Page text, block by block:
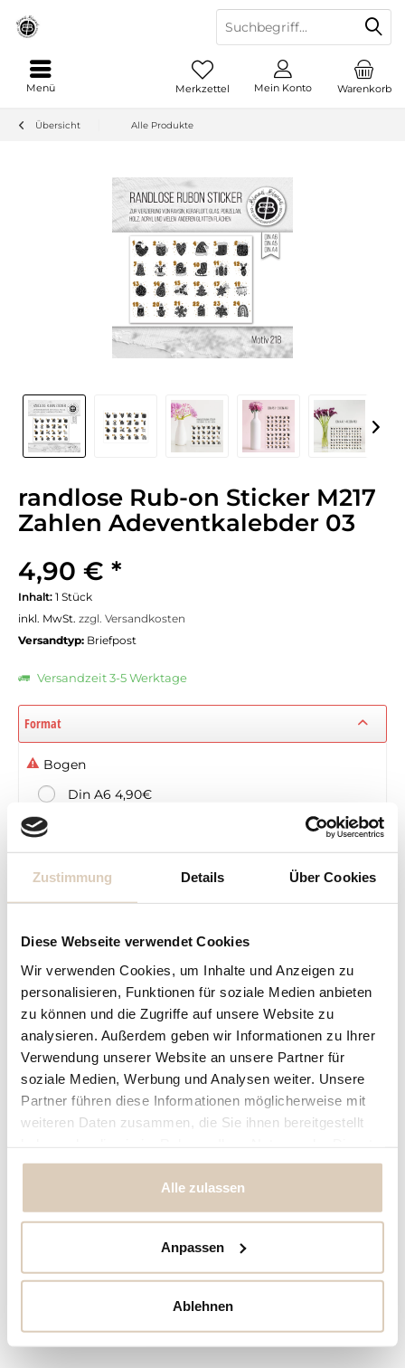
Zustimmung Details Über Cookies
Diese Webseite verwendet Cookies
Wir verwenden Cookies, um Inhalte und Anzeigen zu
personalisieren, Funktionen für soziale Medien anbieten
zu können und die Zugriffe auf unsere Website zu
analysieren. Außerdem geben wir Informationen zu Ihrer
Verwendung unserer Website an unsere Partner für
soziale Medien, Werbung und Analysen weiter. Unsere
Partner führen diese Informationen möglicherweise mit
weiteren Daten zusammen, die Sie ihnen bereitgestellt
gesammelt haben.
Alle zulassen
Anpassen
Ablehnen
Warenkorb
Merkzettel Mein Konto
Menü
Übersicht Alle Produkte
randlose Rub-on Sticker M217
Zahlen Adeventkalebder 03
4,90 € *
Inhalt: 1 Stück
inkl. MwSt. zzgl. Versandkosten
Versandtyp: Briefpost
Versandzeit 3-5 Werktage
Format
Bogen
Din A6 4,90€
Bogen
Ihr Preis: 4,90 € *
zzgl. Versandkosten
In den Warenkorb
Fragen zum Artikel?
Vorteile